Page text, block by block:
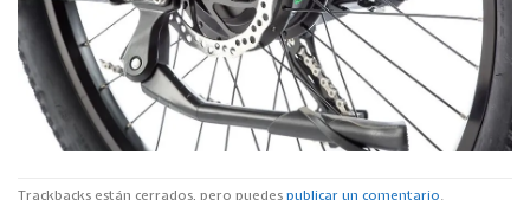
Trackbacks están cerrados, pero puedespublicar un comentario.